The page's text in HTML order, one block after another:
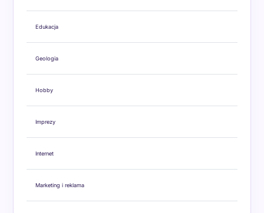
Edukacja
Geologia
Hobby
Imprezy
Internet
Marketing i reklama